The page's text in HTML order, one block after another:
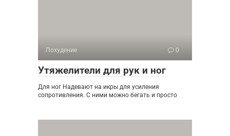
Похудение 0
Утяжелители для рук и ног
Для ног Надевают на икры для усиления
сопротивления. С ними можно бегать и просто